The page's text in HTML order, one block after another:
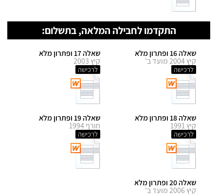
התקדמו לחבילה המלאה, בתשלום:
שאלה 16 ופתרון מלא
קיץ 2004 מועד ב'
לרכישה
שאלה 17 ופתרון מלא
קיץ 2003
לרכישה
שאלה 18 ופתרון מלא
קיץ 1991
לרכישה
שאלה 19 ופתרון מלא
חורף 1994
לרכישה
שאלה 20 ופתרון מלא
קיץ 2006 מועד ב'